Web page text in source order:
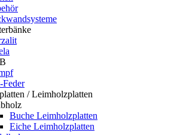
Feder
/ Leimholzplatten
Buche Leimholzplatten
Eiche Leimholzplatten